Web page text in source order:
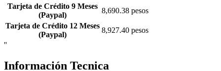
Tarjeta de Crédito 9 Meses
(Paypal)
8,690.38 pesos
Tarjeta de Crédito 12 Meses
(Paypal)
8,927.40 pesos
''
Información Tecnica